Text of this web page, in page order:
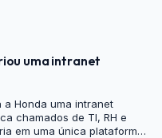
uma intranet
Honda uma intranet
chamados de TI, RH e
em uma única plataforma